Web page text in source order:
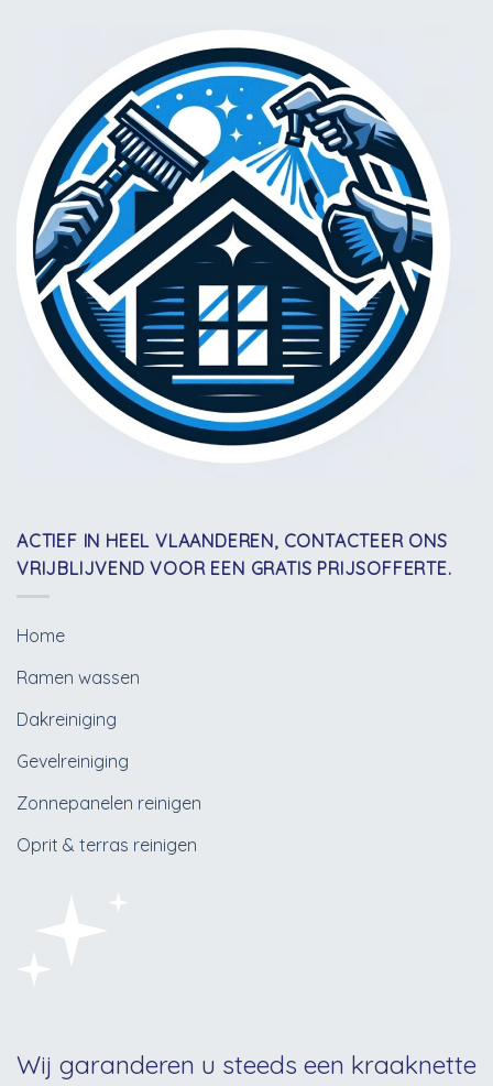
ACTIEF IN HEEL VLAANDEREN, CONTACTEER ONS
VRIJBLIJVEND VOOR EEN GRATIS PRIJSOFFERTE.
Home
Ramen wassen
Dakreiniging
Gevelreiniging
Zonnepanelen reinigen
Oprit & terras reinigen
Wij garanderen u steeds een kraaknette